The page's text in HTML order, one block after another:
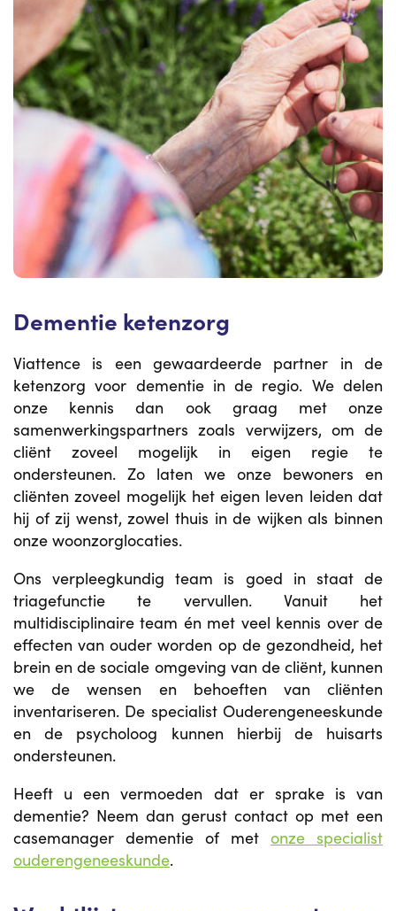
Dementie ketenzorg
Viattence is een gewaardeerde partner in de
ketenzorg voor dementie in de regio. We delen
onze kennis dan ook graag met onze
samenwerkingspartners zoals verwijzers, om de
cliënt zoveel mogelijk in eigen regie te
ondersteunen. Zo laten we onze bewoners en
cliënten zoveel mogelijk het eigen leven leiden dat
hij of zij wenst, zowel thuis in de wijken als binnen
onze woonzorglocaties.
Ons verpleegkundig team is goed in staat de
triagefunctie te vervullen. Vanuit het
multidisciplinaire team én met veel kennis over de
effecten van ouder worden op de gezondheid, het
brein en de sociale omgeving van de cliënt, kunnen
we de wensen en behoeften van cliënten
inventariseren. De specialist Ouderengeneeskunde
en de psycholoog kunnen hierbij de huisarts
ondersteunen.
Heeft u een vermoeden dat er sprake is van
dementie? Neem dan gerust contact op met een
casemanager dementie of met onze specialist
ouderengeneeskunde.